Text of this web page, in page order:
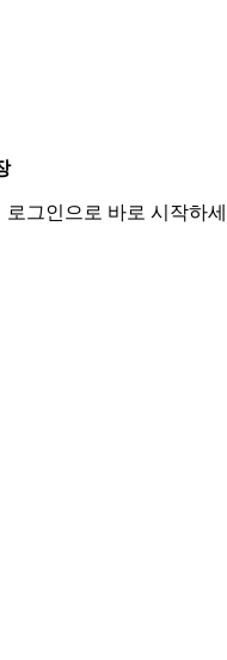
로그인으로 바로 시작하